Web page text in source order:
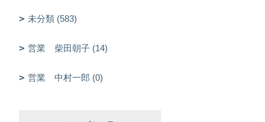
未分類 (583)
営業 柴田朝子 (14)
営業 中村一郎 (0)